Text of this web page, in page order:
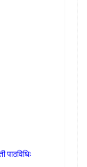
पाठविधिः